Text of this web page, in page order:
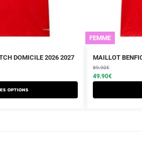
DOMICILE 2026 2027
options
FEMME
MAILLOT
89.90€
Le
prix
initial
était :
49.90€
Le
prix
actuel
est :
Ce
produit
a